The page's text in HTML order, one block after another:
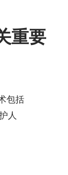
重要
包括
人